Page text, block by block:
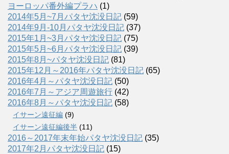
ヨーロッパ番外編プラハ (1)
2014年5月~7月パタヤ沈没日記 (59)
2014年9月-10月パタヤ沈没日記 (37)
2015年1月~3月パタヤ沈没日記 (75)
2015年5月~6月パタヤ沈没日記 (39)
2015年8月~パタヤ沈没日記 (81)
2015年12月～2016年パタヤ沈没日記 (65)
2016年4月～パタヤ沈没日記 (50)
2016年7月～アジア周遊旅行 (42)
2016年8月～パタヤ沈没日記 (58)
イサーン遠征編 (9)
イサーン遠征編後半 (11)
2016～2017年末年始パタヤ沈没日記 (35)
2017年2月パタヤ沈没日記 (15)